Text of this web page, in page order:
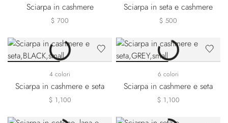
Sciarpa in cashmere
$ 700
Sciarpa in seta e cashmere
$ 500
4 colori
Sciarpa in cashmere e seta
$ 1,100
6 colori
Sciarpa in cashmere e seta
$ 1,100